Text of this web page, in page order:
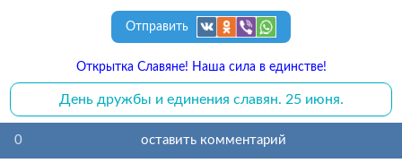
Отправить
Открытка Славяне! Наша сила в единстве!
День дружбы и единения славян. 25 июня.
0 оставить комментарий